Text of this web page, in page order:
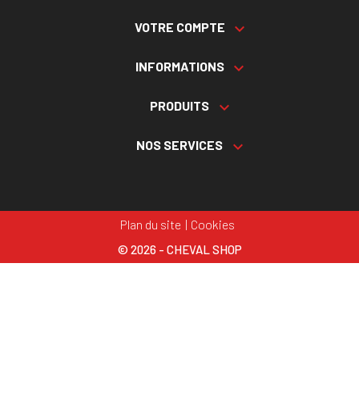
VOTRE COMPTE 
INFORMATIONS 
PRODUITS 
NOS SERVICES 
Plan du site Cookies
© 2026 - CHEVAL SHOP